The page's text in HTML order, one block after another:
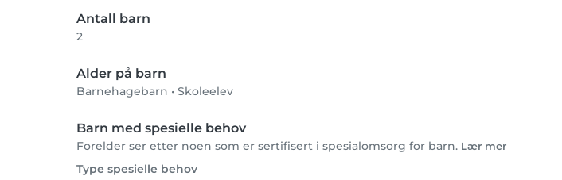
Antall barn
2
Alder på barn
Barnehagebarn • Skoleelev
Barn med spesielle behov
Forelder ser etter noen som er sertifisert i spesialomsorg for barn. Lær mer
Type spesielle behov